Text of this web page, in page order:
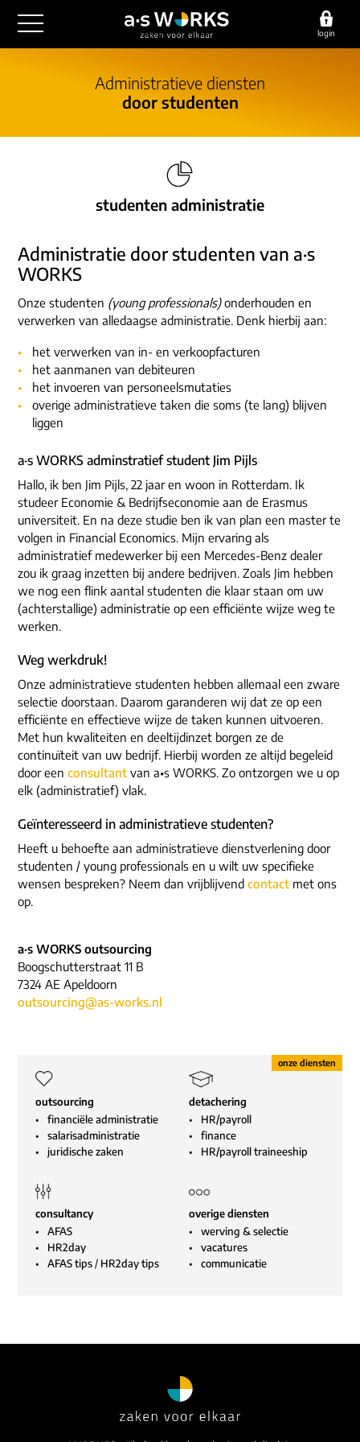
login
outsourcing
financiële administratie
salarisadministratie
HR/payroll traineeship
optimalisatie
functioneel beheer
overige diensten
vacatures
communicatie
outsourcing
detachering
consultancy
over ons
werken bij
ons dna
contact
vestigingen
e-mail/telefoon
social media
Administratieve diensten
door studenten
studenten administratie
Administratie door studenten van a·s
WORKS
Onze studenten (young professionals)onderhouden en
verwerken van alledaagse administratie. Denk hierbij aan:
het verwerken van in- en verkoopfacturen
het aanmanen van debiteuren
het invoeren van personeelsmutaties
overige administratieve taken die soms (te lang) blijven
liggen
a·s WORKS adminstratief student Jim Pijls
Hallo, ik ben Jim Pijls, 22 jaar en woon in Rotterdam. Ik
studeer Economie & Bedrijfseconomie aan de Erasmus
universiteit. En na deze studie ben ik van plan een master te
volgen in Financial Economics. Mijn ervaring als
administratief medewerker bij een Mercedes-Benz dealer
zou ik graag inzetten bij andere bedrijven. Zoals Jim hebben
we nog een flink aantal studenten die klaar staan om uw
(achterstallige) administratie op een efficiënte wijze weg te
werken.
Weg werkdruk!
Onze administratieve studenten hebben allemaal een zware
selectie doorstaan. Daarom garanderen wij dat ze op een
efficiënte en effectieve wijze de taken kunnen uitvoeren.
Met hun kwaliteiten en deeltijdinzet borgen ze de
continuïteit van uw bedrijf. Hierbij worden ze altijd begeleid
door een consultant van a•s WORKS. Zo ontzorgen we u op
elk (administratief) vlak.
Geïnteresseerd in administratieve studenten?
Heeft u behoefte aan administratieve dienstverlening door
studenten / young professionals en u wilt uw specifieke
wensen bespreken? Neem dan vrijblijvend contact met ons
op.
a·s WORKS outsourcing
Boogschutterstraat 11 B
7324 AE Apeldoorn
outsourcing@as-works.nl
outsourcing
financiële administratie
salarisadministratie
juridische zaken
detachering
HR/payroll
finance
HR/payroll traineeship
consultancy
AFAS
HR2day
AFAS tips/ HR2day tips
overige diensten
werving & selectie
vacatures
communicatie